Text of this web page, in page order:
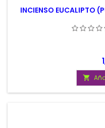
INCIENSO EUCALIPTO
